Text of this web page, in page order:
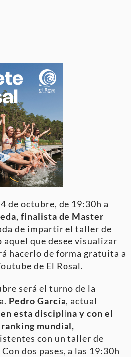
de octubre, de 19:30h a
finalista de Master
de impartir el taller de
aquel que desee visualizar
hacerlo de forma gratuita a
de El Rosal.
será el turno de la
Pedro García, actual
esta disciplina y con el
mundial,
con un taller de
dos pases, a las 19:30h